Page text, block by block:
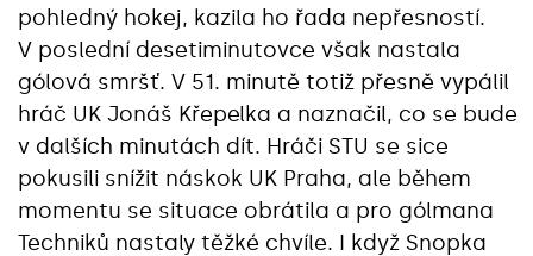
pohledný hokej, kazila ho řada nepřesností.
V poslední desetiminutovce však nastala
gólová smršť. V 51. minutě totiž přesně vypálil
hráč UK Jonáš Křepelka a naznačil, co se bude
v dalších minutách dít. Hráči STU se sice
pokusili snížit náskok UK Praha, ale během
momentu se situace obrátila a pro gólmana
Techniků nastaly těžké chvíle. I když Snopka